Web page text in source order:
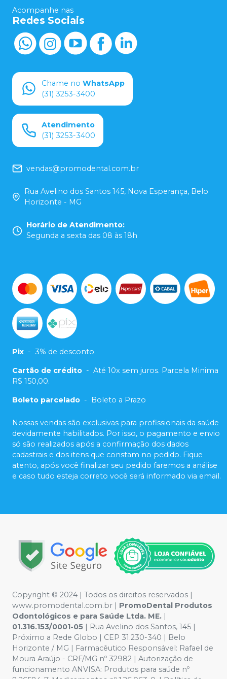
Acompanhe nas
Redes Sociais
Chame no WhatsApp
(31) 3253-3400
Atendimento
(31) 3253-3400
vendas@promodental.com.br
Rua Avelino dos Santos 145, Nova Esperança, Belo
Horizonte - MG
Horário de Atendimento:
Segunda a sexta das 08 às 18h
Pix - 3% de desconto.
Cartão de crédito - Até 10x sem juros. Parcela Minima
R$ 150,00.
Boleto parcelado - Boleto a Prazo
Nossas vendas são exclusivas para profissionais da saúde
devidamente habilitados. Por isso, o pagamento e envio
só são realizados após a confirmação dos dados
cadastrais e dos itens que constam no pedido. Fique
atento, após você finalizar seu pedido faremos a análise
e caso tudo esteja correto você será informado via email.
Copyright © 2024 | Todos os direitos reservados |
www.promodental.com.br | PromoDental Produtos
Odontológicos e para Saúde Ltda. ME. |
01.316.153/0001-05 | Rua Avelino dos Santos, 145 |
Próximo a Rede Globo | CEP 31.230-340 | Belo
Horizonte / MG | Farmacêutico Responsável: Rafael de
Moura Araújo - CRF/MG nº 32982 | Autorização de
funcionamento ANVISA: Produtos para saúde nº